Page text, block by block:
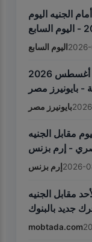
الجنيه اليوم
اليوم السابع
سعر الريال السعودي اليوم الأحد 9 أغسطس 2026
- بايونيرز مصر
بايونيرز مصر
مقابل الجنيه
- إرم بزنس
إرم بزنس 2026-
مقابل الجنيه
mobtada.com